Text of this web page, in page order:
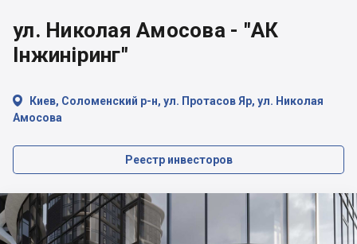
ул. Николая Амосова - "АК
Інжиніринг"

Киев, Соломенский р-н, ул. Протасов Яр, ул. Николая
Амосова
Реестр инвесторов